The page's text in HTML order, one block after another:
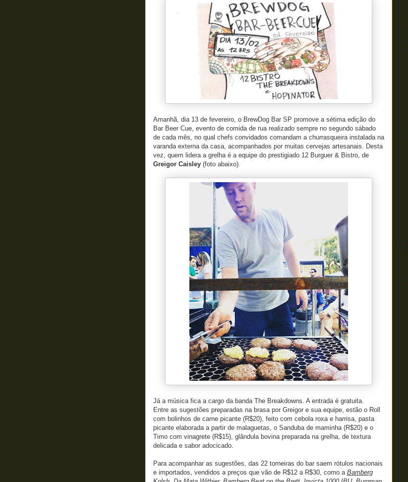
Amanhã, dia 13 de fevereiro, o BrewDog Bar SP promove a sétima edição do
Bar Beer Cue, evento de comida de rua realizado sempre no segundo sábado
de cada mês, no qual chefs convidados comandam a churrasqueira instalada na
varanda externa da casa, acompanhados por muitas cervejas artesanais. Desta
vez, quem lidera a grelha é a equipe do prestigiado 12 Burguer & Bistro, de
Greigor Caisley (foto abaixo).
Já a música fica a cargo da banda The Breakdowns. A entrada é gratuita.
Entre as sugestões preparadas na brasa por Greigor e sua equipe, estão o Roll
com bolinhos de carne picante (R$20), feito com cebola roxa e harrisa, pasta
picante elaborada a partir de malaguetas, o Sanduba de maminha (R$20) e o
Timo com vinagrete (R$15), glândula bovina preparada na grelha, de textura
delicada e sabor adocicado.
Para acompanhar as sugestões, das 22 torneiras do bar saem rótulos nacionais
e importados, vendidos a preços que vão de R$12 a R$30, como a Bamberg